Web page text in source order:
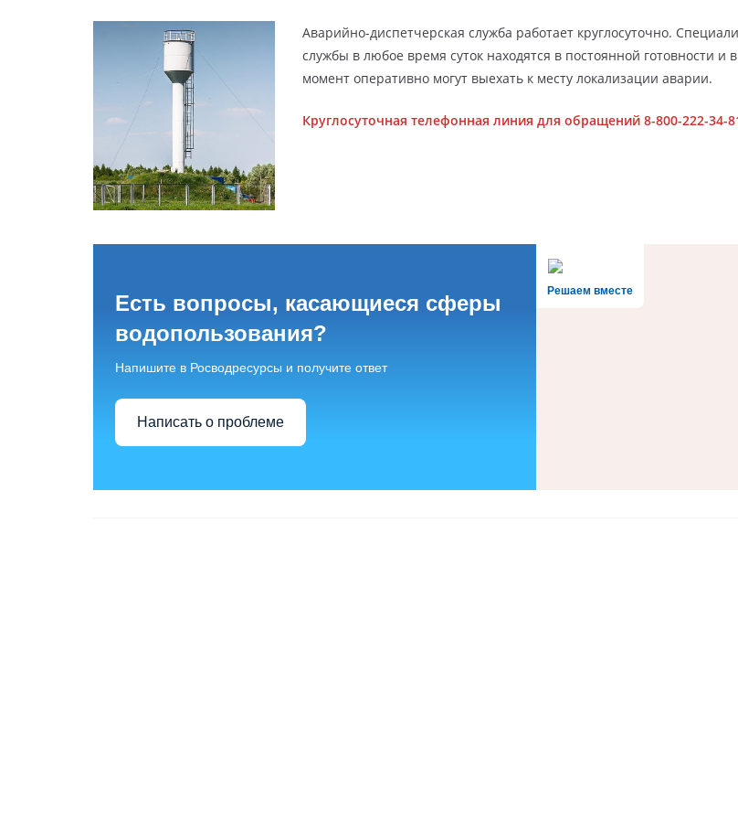
Аварийно-диспетчерская служба работает круглосуточно.
службы в любое время суток находятся в постоянной готовности и
момент оперативно могут выехать к месту локализации аварии.
Круглосуточная телефонная линия для обращений 8-800-222-34-
Решаем вместе
Есть вопросы, касающиеся сферы
водопользования?
Напишите в Росводресурсы и получите ответ
Написать о проблеме